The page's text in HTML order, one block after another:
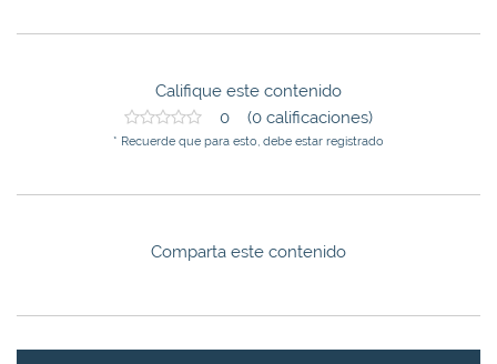
Califique este contenido
0 (0 calificaciones)
* Recuerde que para esto, debe estar registrado
Comparta este contenido